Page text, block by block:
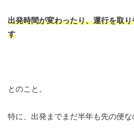
出発時間が変わったり、運行を取
す
とのこと。
特に、出発までまだ半年も先の便